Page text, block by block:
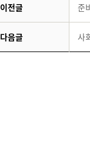
이전글 준
다음글 사